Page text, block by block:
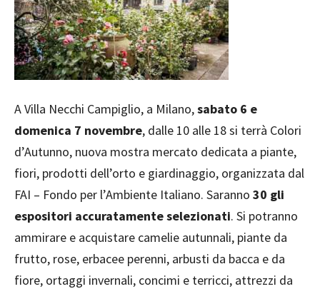
A Villa Necchi Campiglio, a Milano,sabato 6 e
domenica 7 novembre, dalle 10 alle 18 si terrà Colori
d’Autunno, nuova mostra mercato dedicata a piante,
fiori, prodotti dell’orto e giardinaggio, organizzata dal
FAI – Fondo per l’Ambiente Italiano. Saranno 30 gli
espositori accuratamente selezionati. Si potranno
ammirare e acquistare camelie autunnali, piante da
frutto, rose, erbacee perenni, arbusti da bacca e da
fiore, ortaggi invernali, concimi e terricci, attrezzi da